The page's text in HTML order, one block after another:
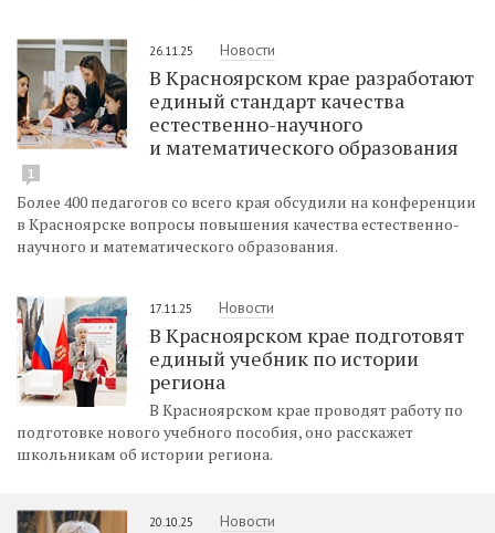
26.11.25 Новости
В Красноярском крае разработают
единый стандарт качества
естественно-научного
и математического образования
1
Более 400 педагогов со всего края обсудили на конференции
в Красноярске вопросы повышения качества естественно-
научного и математического образования.
17.11.25 Новости
В Красноярском крае подготовят
единый учебник по истории
региона
В Красноярском крае проводят работу по
подготовке нового учебного пособия, оно расскажет
школьникам об истории региона.
20.10.25 Новости